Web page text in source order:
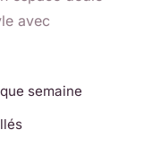
avec
semaine